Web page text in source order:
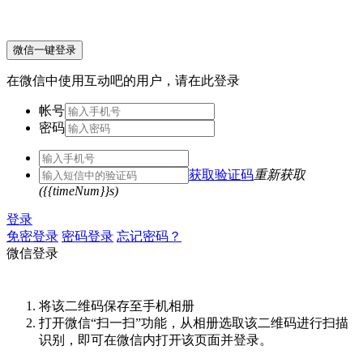
微信一键登录
在微信中使用互动吧的用户，请在此登录
帐号
密码
获取验证码重新获取
({{timeNum}}s)
登录
免密登录 密码登录 忘记密码？
微信登录
将该二维码保存至手机相册
打开微信“扫一扫”功能，从相册选取该二维码进行扫描
识别，即可在微信内打开该页面并登录。